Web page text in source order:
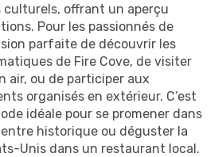
offrant un aperçu
Pour les passionnés de
parfaite de découvrir les
de Fire Cove, de visiter
air, ou de participer aux
organisés en extérieur. C’est
idéale pour se promener dans
historique ou déguster la
Unis dans un restaurant local.